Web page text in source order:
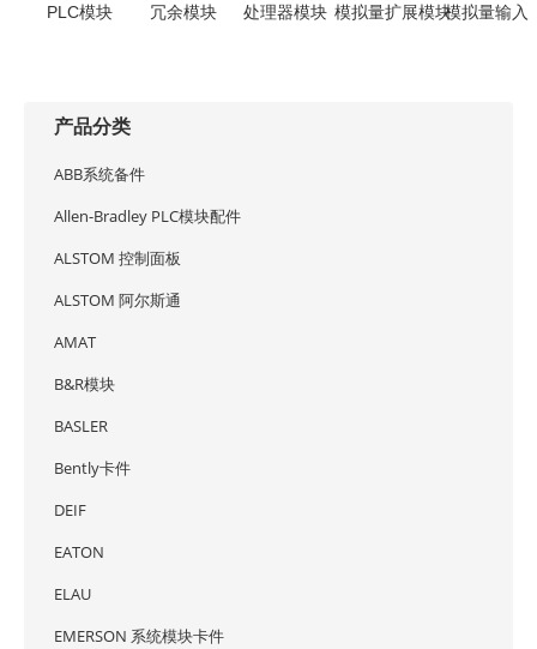
PLC模块
冗余模块
处理器模块 模拟量扩展模块模拟量输入
产品分类
ABB系统备件
Allen-Bradley PLC模块配件
ALSTOM 控制面板
ALSTOM 阿尔斯通
AMAT
B&R模块
BASLER
Bently卡件
DEIF
EATON
ELAU
EMERSON 系统模块卡件